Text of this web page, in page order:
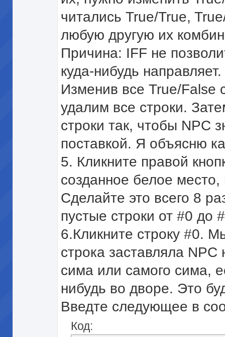
читались True/True,
любую другую их
Причина: IFF не
куда-нибудь
Изменив все True/False
удалим все строки.
строки так, чтобы NPC
поставкой. Я объясню
5. Кликните правой
созданное белое
Сделайте это всего 8
пустые строки от #0 до
6.Кликните строку #0.
строка заставляла
сима или самого сима,
нибудь во дворе. Это
Введте следующее в
Код: